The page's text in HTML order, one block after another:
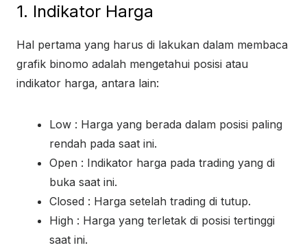
1. Indikator Harga
Hal pertama yang harus di lakukan dalam membaca
grafik binomo adalah mengetahui posisi atau
indikator harga, antara lain:
Low : Harga yang berada dalam posisi paling
rendah pada saat ini.
Open : Indikator harga pada trading yang di
buka saat ini.
Closed : Harga setelah trading di tutup.
High : Harga yang terletak di posisi tertinggi
saat ini.